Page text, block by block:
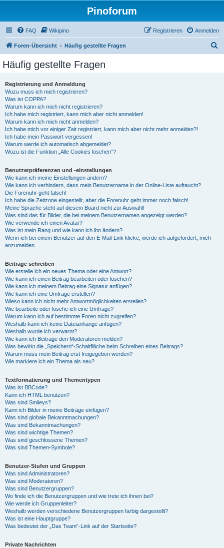
Pinoforum
FAQ Wikipino Anmelden
Registrieren
Foren-Übersicht Häufig gestellte Fragen
Häufig gestellte Fragen
Registrierung und Anmeldung
Wozu muss ich mich registrieren?
Was ist COPPA?
Warum kann ich mich nicht registrieren?
Ich habe mich registriert, kann mich aber nicht anmelden!
Warum kann ich mich nicht anmelden?
Ich habe mich vor einiger Zeit registriert, kann mich aber nicht mehr anmelden?!
Ich habe mein Passwort vergessen!
Warum werde ich automatisch abgemeldet?
Wozu ist die Funktion „Alle Cookies löschen“?
Benutzerpräferenzen und -einstellungen
Wie kann ich meine Einstellungen ändern?
Wie kann ich verhindern, dass mein Benutzername in der Online-Liste auftaucht?
Die Forenuhr geht falsch!
Ich habe die Zeitzone eingestellt, aber die Forenuhr geht immer noch falsch!
Meine Sprache steht auf diesem Board nicht zur Auswahl!
Was sind das für Bilder, die bei meinem Benutzernamen angezeigt werden?
Wie verwende ich einen Avatar?
Was ist mein Rang und wie kann ich ihn ändern?
Wenn ich bei einem Benutzer auf den E-Mail-Link klicke, werde ich aufgefordert, mich
anzumelden.
Beiträge schreiben
Wie erstelle ich ein neues Thema oder eine Antwort?
Wie kann ich einen Beitrag bearbeiten oder löschen?
Wie kann ich meinem Beitrag eine Signatur anfügen?
Wie kann ich eine Umfrage erstellen?
Wieso kann ich nicht mehr Antwortmöglichkeiten erstellen?
Wie bearbeite oder lösche ich eine Umfrage?
Warum kann ich auf bestimmte Foren nicht zugreifen?
Weshalb kann ich keine Dateianhänge anfügen?
Weshalb wurde ich verwarnt?
Wie kann ich Beiträge den Moderatoren melden?
Was bewirkt die „Speichern“-Schaltfläche beim Schreiben eines Beitrags?
Warum muss mein Beitrag erst freigegeben werden?
Wie markiere ich ein Thema als neu?
Textformatierung und Thementypen
Was ist BBCode?
Kann ich HTML benutzen?
Was sind Smileys?
Kann ich Bilder in meine Beiträge einfügen?
Was sind globale Bekanntmachungen?
Was sind Bekanntmachungen?
Was sind wichtige Themen?
Was sind geschlossene Themen?
Was sind Themen-Symbole?
Benutzer-Stufen und Gruppen
Was sind Administratoren?
Was sind Moderatoren?
Was sind Benutzergruppen?
Wo finde ich die Benutzergruppen und wie trete ich ihnen bei?
Wie werde ich Gruppenleiter?
Weshalb werden verschiedene Benutzergruppen farbig dargestellt?
Was ist eine Hauptgruppe?
Was bedeutet der „Das Team“-Link auf der Startseite?
Private Nachrichten